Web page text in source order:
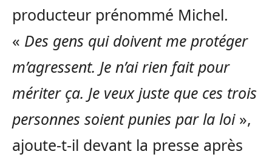
producteur prénommé Michel.
« Des gens qui doivent me protéger
m’agressent. Je n’ai rien fait pour
mériter ça. Je veux juste que ces trois
personnes soient punies par la loi »,
ajoute-t-il devant la presse après